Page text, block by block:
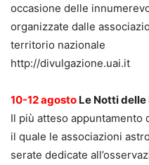
occasione delle
organizzate dalle
territorio nazionale
http://divulgazione.uai.it
10-12 agosto Le Notti delle
Il più atteso appuntamento
il quale le associazioni
serate dedicate